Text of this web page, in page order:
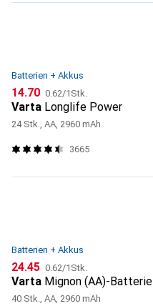
Batterien + Akkus
CHF
14.70 CHF
0.62/1Stk.
Varta Longlife Power
24 Stk., AA, 2960 mAh
3665
Batterien + Akkus
CHF
24.45 CHF
0.62/1Stk.
Varta Mignon (AA)-Batterie
40 Stk., AA, 2960 mAh